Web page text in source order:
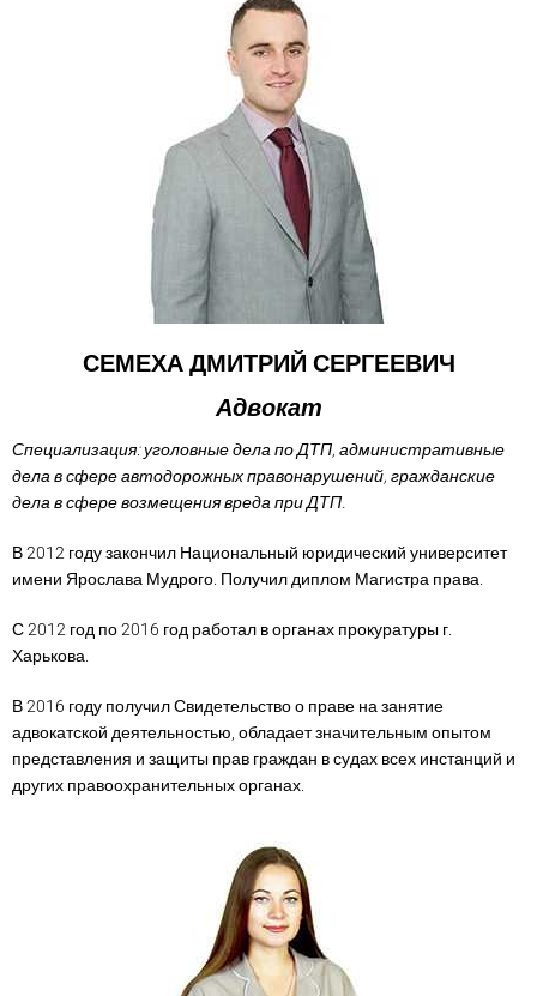
СЕМЕХА ДМИТРИЙ СЕРГЕЕВИЧ
Адвокат
Специализация: уголовные дела по ДТП, административные
дела в сфере автодорожных правонарушений, гражданские
дела в сфере возмещения вреда при ДТП.
В 2012 году закончил Национальный юридический университет
имени Ярослава Мудрого. Получил диплом Магистра права.
С 2012 год по 2016 год работал в органах прокуратуры г.
Харькова.
В 2016 году получил Свидетельство о праве на занятие
адвокатской деятельностью, обладает значительным опытом
представления и защиты прав граждан в судах всех инстанций и
других правоохранительных органах.